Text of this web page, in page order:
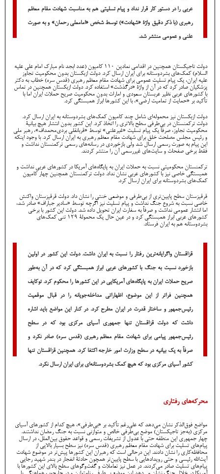
عربی را در دستور کار قرار نداد و پیام تسلیتی هم به مناسبت شهادت مقام معظم
رهبری (با ذکر دقیق واژۀ «شهادت») توسط شخص «امامعلی رحمان» و به صورت
علنی و عمومی منتشر شد.
دولت تاجیکستان همچنین در اقدامی نمادین 110 کامیون (عدد ابجد نام مبارک امام علی علیه
السلام) کمک‌های بشردوستانه برای ایران ارسال کرد. دولت ازبکستان بدون محکومیت تجاوز
علیه ایران، یک پیام تسلیت عمومی برای شهادت مقام معظم رهبری (قدس سره) خطاب به دکتر
پزشکیان صادر کرد که در آن از واژۀ «درگذشت» استفاده کرد. دولت ازبکستان همچنین در تماس
با کشورهای عربی نظیر عربستان سعودی و امارات بدون محکومیت صریح حملات ایران اما با
تأکید بر «حمایت از تمامیت ارضی»، با این کشورها ابراز همبستگی کرد.
دولت ازبکستان نیز محموله‌ای شامل چند کامیون کمک‌های بشردوستانه به ایران ارسال کرد.
دولت ترکمنستان در بی‌طرفی سطح‌ بالاتری را اتخاذ کرد. این کشور بدون انتشار هیچ بیانیۀ
محکومیت تجاوز، صرفاً یک پیام تسلیت «غیرعلنی» توسط «قربانقلی بردی‌محمداف»، رهبر ملی
و رئیس مجلس مصلحت خلق برای شهادت مقام معظم رهبری به ایران ارسال کرد. با وجود اینکه
این پیام به صورت رسمی ارسال شد ولی بازخوردی در رسانه‌های رسمی ترکمنستان نداشت و
فقط برخی صفحات و سایت‌های غیررسمی آن را منتشر کردند.
ترکمنستان محکومیتی نسبت به حملات ایران به پایگاه‌های آمریکا در کشورهای عربی نداشت و
همبستگی خاصی نیز با کشورهای عربی نشان نداد. دولت ترکمنستان همچنین چهار کامیون
کمک‌های بشردوستانه برای ایران ارسال کرد.
قرقیزستان سطح پایین‌تری از بی‌طرفی و موضعی خنثی را نشان داد. دولت قرقیزستان واکنش
خاصی نسبت به شروع جنگ نداشت و پیام تسلیت نیز اگرچه توسط «سادیر جباراف» صادر شد،
اما انتشار عمومی نداشت و صرفاً به سفارت ایران تحویل داده شد. دولت این کشور با برخی
کشورهای عربی ابراز همبستگی کرد و در عین حال یک محمولۀ 129 تنی کمک‌های
بشردوستانه هم به ایران فرستاد.
قزاقستان واگرایانه‌ترین رفتار را نسبت به ایران داشت. دولت این کشور در اولین
بازخورد نسبت به جنگ با کشورهای عربی ابراز همبستگی کرد که در آن به‌طور
صریح حملات ایران به پایگاه‌های آمریکایی در این کشورها را محکوم کرد. توکایف
همچنین فراتر از این موضوع، اظهاراتی مداخله‌جویانه را در قبال موقعیت
رئیس‌جمهور و ساختار قدرت در ایران مطرح کرد. در کنار این مواضع باید اشاره
داشت که دولت قزاقستان تنها جمهوری آسیای مرکزی بود که در سطح
رئیس‌جمهور پیامی برای شهادت مقام معظم رهبری (قدس سره) صادر نکرد و
صرفاً به یک بیانیه در سطح وزارت امور خارجه اکتفا کرد. همچنین قزاقستان تنها
کشور آسیای مرکزی بود که هیچ کمک بشردوستانه‌ای برای ایران ارسال نکرد.
محرکه‌های رفتاری
مواضع فوق‌الذکر نشان می‌دهد که علی‌رغم تأکید بر «بی‌طرفی»، هیچ کدام از کشورهای آسیای
مرکزی (به‌جز تاجیکستان) موضع بی‌طرفی خالص و متوازنی نسبت به جنگ رمضان نداشتند.
چهار جمهوری این منطقه حتی با عدول از تشریفات رسمی و قواعد حقوق بین‌الملل، در ارسال
پیام‌های تسلیت برای شهادت مقام معظم رهبری (قدس سره) نیز سطح بسیار بالایی از
محافظه‌کاری را نشان دادند. این درحالی است که رهبران این کشورها پیش‌تر در موضوع شهادت
آیت‌الله رئیسی و حتی رویدادهایی با سطح پایین‌تر همچون حادثۀ انفجار در بندر شهید رجایی
پیام‌های تسلیت صادر می‌کردند. در عمل نیز تعاملات و گفت‌و‌گوهای سطح بالای این کشورها با